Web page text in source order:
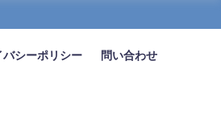
バシーポリシー 問い合わせ